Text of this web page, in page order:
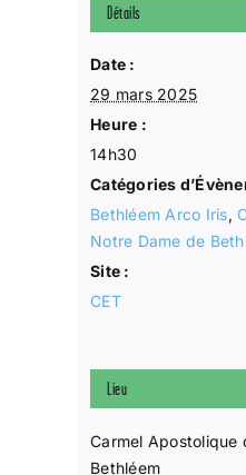
Détails
Date :
29 mars 2025
Heure :
14h30
Catégories
Bethléem Arco Iris,
Notre Dame de
Site :
CET
Lieu
Carmel
Bethléem